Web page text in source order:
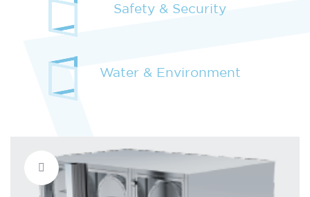
Safety & Security
Water & Environment